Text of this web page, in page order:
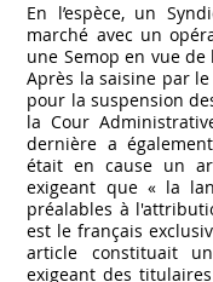
En l’espèce, un
marché avec un
une Semop en vue de
Après la saisine par
pour la suspension
la Cour
dernière a
était en cause un
exigeant que « la
préalables à
est le français
article constituait
exigeant des